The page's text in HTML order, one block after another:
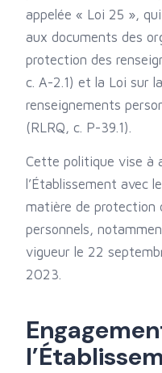
appelée « Loi 25 »,
aux documents des
protection des
c. A-2.1) et la Loi sur
renseignements
(RLRQ, c. P-39.1).
Cette politique vise à
l’Établissement avec
matière de protection
personnels,
vigueur le 22
2023.